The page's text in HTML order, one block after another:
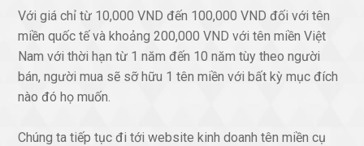
Với giá chỉ từ 10,000 VND đến 100,000 VND đối với tên
miền quốc tế và khoảng 200,000 VND với tên miền Việt
Nam với thời hạn từ 1 năm đến 10 năm tùy theo người
bán, người mua sẽ sỡ hữu 1 tên miền với bất kỳ mục đích
nào đó họ muốn.
Chúng ta tiếp tục đi tới website kinh doanh tên miền cụ